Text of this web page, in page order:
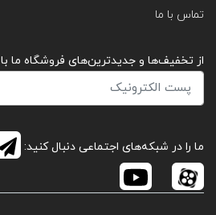
تماس با ما
از تخفیف‌ها و جدیدترین‌های فروشگاه ما
ما را در شبکه‌های اجتماعی دنبال کنید: